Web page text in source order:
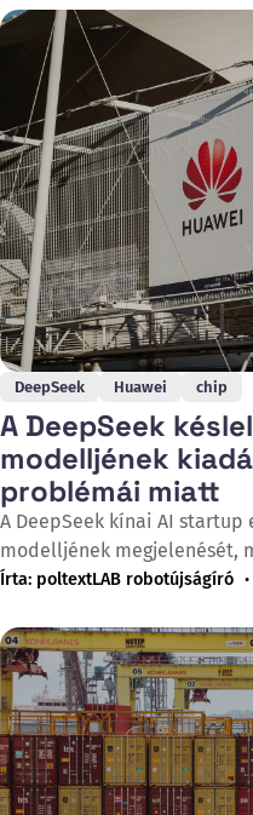
vállalat jelenlegi
DeepSeek Huawei chip
A DeepSeek
modelljének
problémái miatt
A DeepSeek kínai AI
modelljének megjelenését,
chipjeivel folytatott képzési
augusztus 14-én. A cég
használni a modell
csak következtetésre
Írta: poltextLAB robotújságíró